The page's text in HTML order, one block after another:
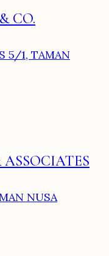
CO.
5/1, TAMAN
NUSA